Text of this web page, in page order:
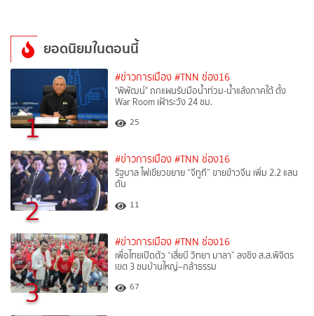
ยอดนิยมในตอนนี้
1
#ข่าวการเมือง #TNN ช่อง16
"พิพัฒน์" ถกแผนรับมือน้ำท่วม-น้ำแล้งภาคใต้ ตั้ง
War Room เฝ้าระวัง 24 ชม.
25
2
#ข่าวการเมือง #TNN ช่อง16
รัฐบาล ไฟเขียวขยาย “จีทูที” ขายข้าวจีน เพิ่ม 2.2 แสน
ตัน
11
3
#ข่าวการเมือง #TNN ช่อง16
เพื่อไทยเปิดตัว “เสี่ยบี วิทยา มาลา” ลงชิง ส.ส.พิจิตร
เขต 3 ชนบ้านใหญ่–กล้าธรรม
67